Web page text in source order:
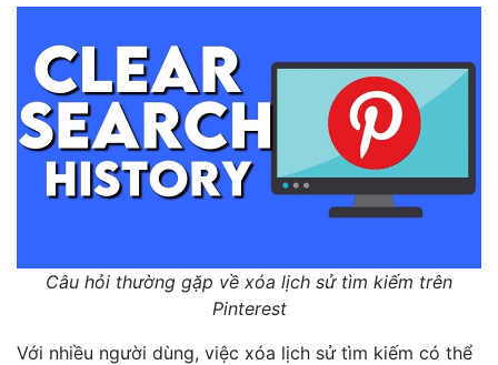
Câu hỏi thường gặp về xóa lịch sử tìm kiếm trên
Pinterest
Với nhiều người dùng, việc xóa lịch sử tìm kiếm có thể